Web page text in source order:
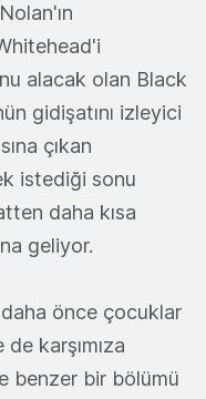
alacak olan Black
gidişatını izleyici
çıkan
istediği sonu
daha kısa
geliyor.
önce çocuklar
de karşımıza
benzer bir bölümü